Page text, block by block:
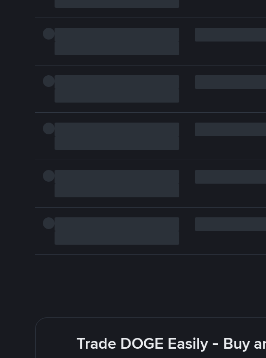
Trade DOGE Easily - Buy